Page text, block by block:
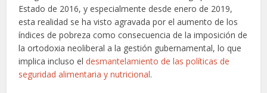
Estado de 2016, y especialmente desde enero de 2019,
esta realidad se ha visto agravada por el aumento de los
índices de pobreza como consecuencia de la imposición de
la ortodoxia neoliberal a la gestión gubernamental, lo que
implica incluso eldesmantelamiento de las políticas de
seguridad alimentaria y nutricional.